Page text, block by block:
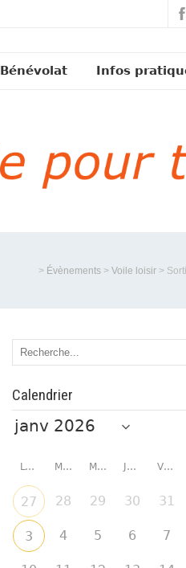
Bénévolat Infos
> Évènements > Voile loisir >
Calendrier
LUNDI MARDI MERCREDI JEUDI VENDREDI
27 28 29 30 31
3 4 5 6 7